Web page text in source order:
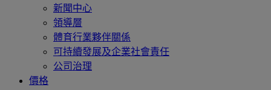
新聞中心
領導層
體育行業夥伴關係
可持續發展及企業社會責任
公司治理
價格